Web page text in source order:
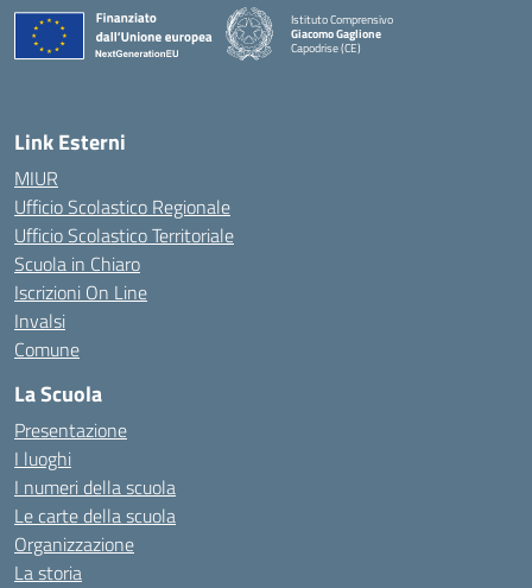
Istituto Comprensivo
Giacomo Gaglione
Capodrise (CE)
— Visita la pagina iniziale della scuola
Link Esterni
MIUR
Ufficio Scolastico Regionale
Ufficio Scolastico Territoriale
Scuola in Chiaro
Iscrizioni On Line
Invalsi
Comune
La Scuola
Presentazione
I luoghi
I numeri della scuola
Le carte della scuola
Organizzazione
La storia